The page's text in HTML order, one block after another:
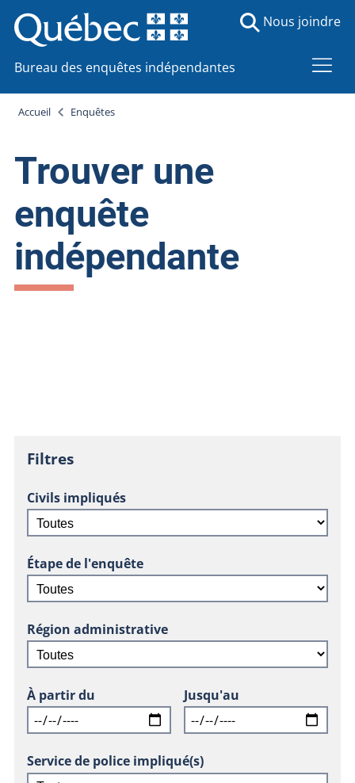
Bureau des enquêtes indépendantes
Nous joindre
Accueil Enquêtes
Trouver une
enquête
indépendante
Filtres
Civils impliqués
Étape de l'enquête
Région administrative
À partir du Jusqu'au
Service de police impliqué(s)